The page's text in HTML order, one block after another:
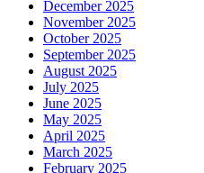
December 2025
November 2025
October 2025
September 2025
August 2025
July 2025
June 2025
May 2025
April 2025
March 2025
February 2025